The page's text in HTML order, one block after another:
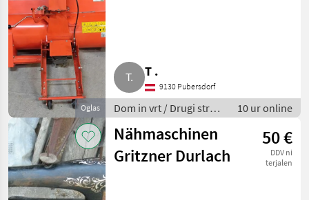
Oglas
T .
9130 Pubersdorf
Dom in vrt / Drugi stroji
za dom in vrt
10 ur online
Nähmaschinen
Gritzner Durlach
50 €
DDV ni
terjalen